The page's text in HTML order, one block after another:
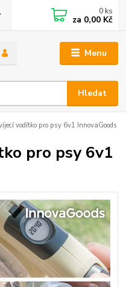
Menu
Hledat
0 ks
za 0,00 Kč
vodítko pro psy 6v1 InnovaGoods
pro psy 6v1